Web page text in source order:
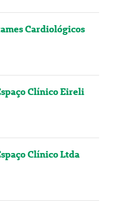
Cardiológicos
Clínico Eireli
Clínico Ltda